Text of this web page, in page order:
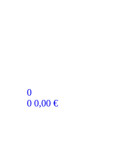
0
0 0,00€